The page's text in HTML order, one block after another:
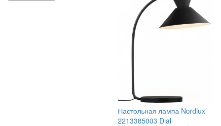
Настольная лампа Nordlux
2213385003 Dial